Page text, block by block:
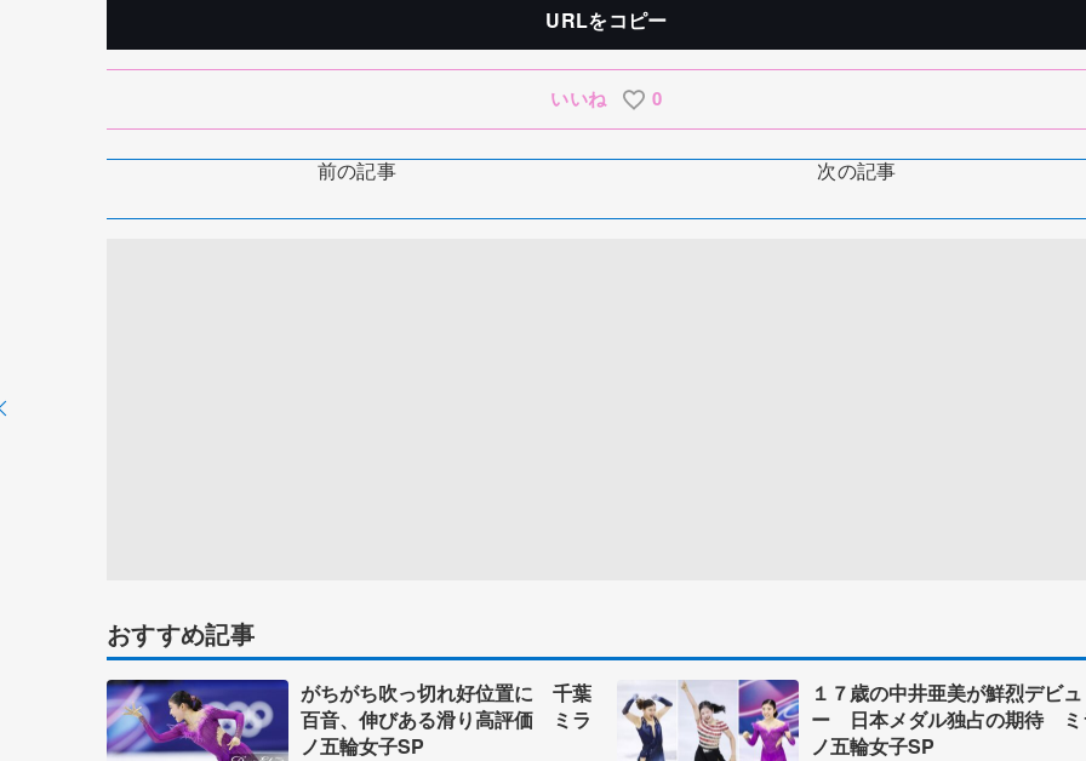
URLをコピー
いいね 0
前の記事 次の記事
おすすめ記事
がちがち吹っ切れ好位置に 千葉
百音、伸びある滑り高評価 ミラ
ノ五輪女子SP
１７歳の中井亜美が鮮烈デビュ
ー 日本メダル独占の期待 ミ
ノ五輪女子SP